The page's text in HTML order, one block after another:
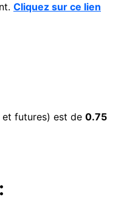
Cliquez sur ce lien
et futures) est de 0.75